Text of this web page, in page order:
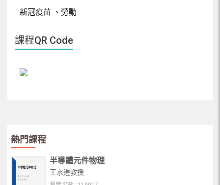
新冠疫苗 、勞動
課程QR Code
熱門課程
半導體元件物理
王水進教授